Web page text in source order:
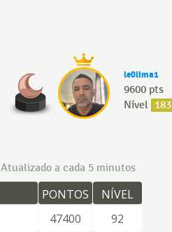
le0lima1
9600 pts
Nível 183
Atualizado a cada 5 minutos
PONTOS
NÍVEL
47400
92